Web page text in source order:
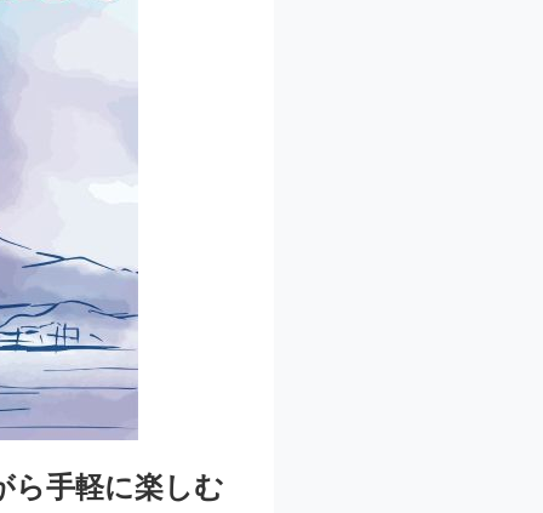
ら手軽に楽しむ